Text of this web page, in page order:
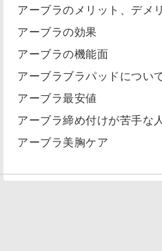
アーブラのメリット、デメ
アーブラの効果
アーブラの機能面
アーブラブラパッドについ
アーブラ最安値
アーブラ締め付けが苦手な
アーブラ美胸ケア